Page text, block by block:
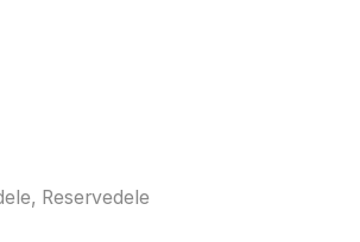
, Reservedele